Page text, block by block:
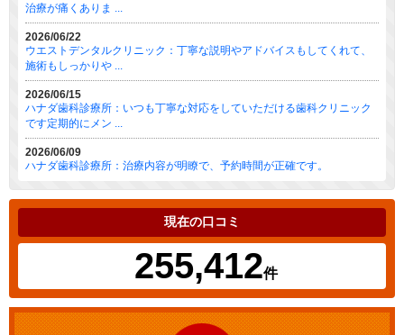
治療が痛くありま ...
2026/06/22
ウエストデンタルクリニック：丁寧な説明やアドバイスもしてくれて、
施術もしっかりや ...
2026/06/15
ハナダ歯科診療所：いつも丁寧な対応をしていただける歯科クリニック
です定期的にメン ...
2026/06/09
ハナダ歯科診療所：治療内容が明瞭で、予約時間が正確です。
現在の口コミ
255,412件